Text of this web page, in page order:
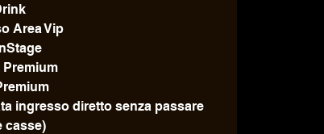
Area Vip
Premium
ingresso diretto senza passare
casse)